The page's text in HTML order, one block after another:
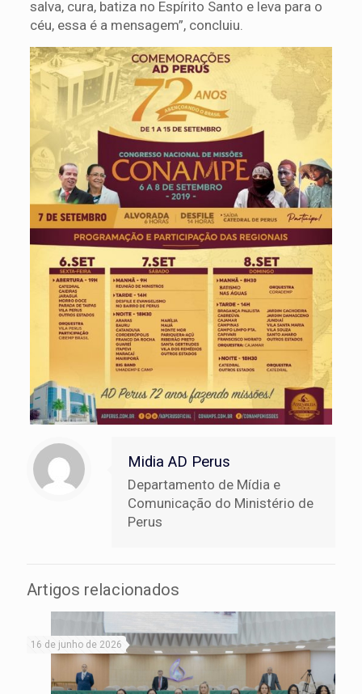
salva, cura, batiza no Espírito Santo e leva para o
céu, essa é a mensagem”, concluiu.
Midia AD Perus
Departamento de Mídia e
Comunicação do Ministério de
Perus
Artigos relacionados
16 de junho de 2026